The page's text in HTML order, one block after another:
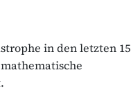
in den letzten 15